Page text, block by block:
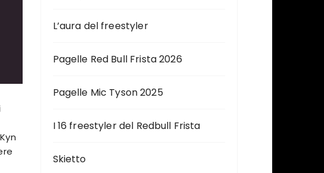
L’aura del freestyler
Pagelle Red Bull Frista 2026
Pagelle Mic Tyson 2025
I 16 freestyler del Redbull Frista
Skietto